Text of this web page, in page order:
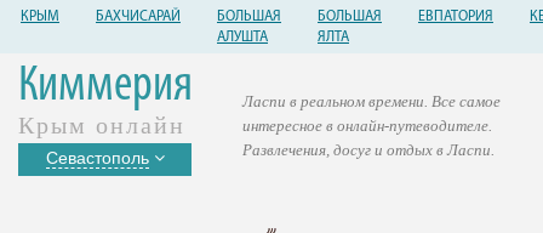
КРЫМ БАХЧИСАРАЙ
БОЛЬШАЯ
АЛУШТА
БОЛЬШАЯ
ЯЛТА
ЕВПАТОРИЯ
Киммерия
Крым онлайн
Севастополь
Ласпи в реальном времени. Все самое
интересное в онлайн-путеводителе.
Развлечения, досуг и отдых в Ласпи.